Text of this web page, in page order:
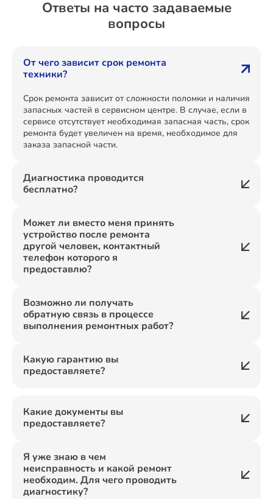
Ответы на часто задаваемые
вопросы
От чего зависит срок ремонта
техники?
Срок ремонта зависит от сложности поломки и наличия
запасных частей в сервисном центре. В случае, если в
сервисе отсутствует необходимая запасная часть, срок
ремонта будет увеличен на время, необходимое для
заказа запасной части.
Диагностика проводится
бесплатно?
Может ли вместо меня принять
устройство после ремонта
другой человек, контактный
телефон которого я
предоставлю?
Возможно ли получать
обратную связь в процессе
выполнения ремонтных работ?
Какую гарантию вы
предоставляете?
Какие документы вы
предоставляете?
Я уже знаю в чем
неисправность и какой ремонт
необходим. Для чего проводить
диагностику?